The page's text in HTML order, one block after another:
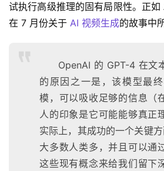
试执行高级推理的固有局限性。正
在 7 月份关于 AI 视频生成的故事中
OpenAI 的 GPT-4 在文
的原因之一是，该模型最
模，可以吸收足够的信息（
人的印象是它可能能够真正
实际上，其成功的一个关键
大多数人类多，并且可以通
这些现有概念来给我们留下